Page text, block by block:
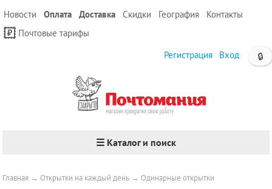
Новости Оплата Доставка Скидки География
Контакты
Почтовые тарифы
🔒
Регистрация Вход
☰ Каталог и поиск
Главная → Открытки на каждый день → Одинарные открытки